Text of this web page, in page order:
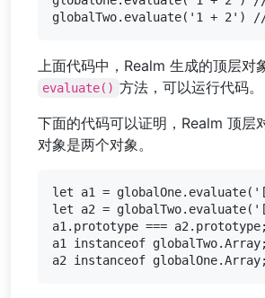
上面代码中，Realm 生成的顶层对
evaluate() 方法，可以运行代码。
下面的代码可以证明，Realm 顶层
对象是两个对象。
let a1 =
let a2 =
a1.prototype ===
a1 instanceof